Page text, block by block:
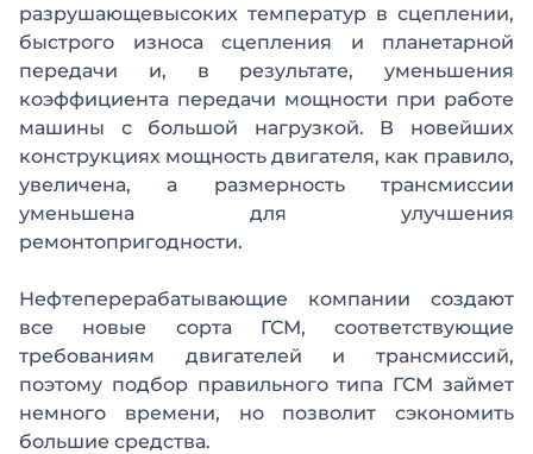
разрушающевысоких температур в сцеплении,
быстрого износа сцепления и планетарной
передачи и, в результате, уменьшения
коэффициента передачи мощности при работе
машины с большой нагрузкой. В новейших
конструкциях мощность двигателя, как правило,
увеличена, а размерность трансмиссии
уменьшена для улучшения
ремонтопригодности.
Нефтеперерабатывающие компании создают
все новые сорта ГСМ, соответствующие
требованиям двигателей и трансмиссий,
поэтому подбор правильного типа ГСМ займет
немного времени, но позволит сэкономить
большие средства.